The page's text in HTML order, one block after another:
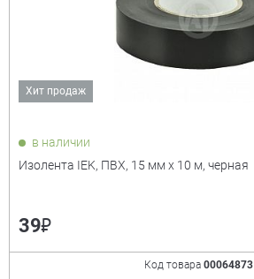
Показать только
Хит продаж
в наличии
Изолента IEK, ПВХ, 15 мм х 10 м, черная
39₽
Код товара 00064873